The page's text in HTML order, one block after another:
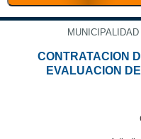
CONTRATACION
EVALUACION